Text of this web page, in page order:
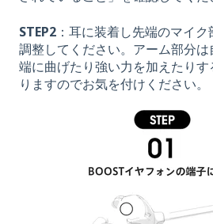
STEP2 ：耳に装着し先端のマイ
調整してください。アーム部分
端に曲げたり強い力を加えたり
りますのでお気を付けください。